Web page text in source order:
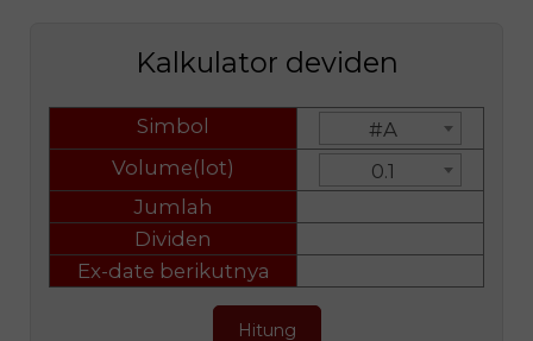
Kalkulator deviden
Simbol
#A
Volume(lot)
0.1
Jumlah
Dividen
Ex-date berikutnya
Hitung